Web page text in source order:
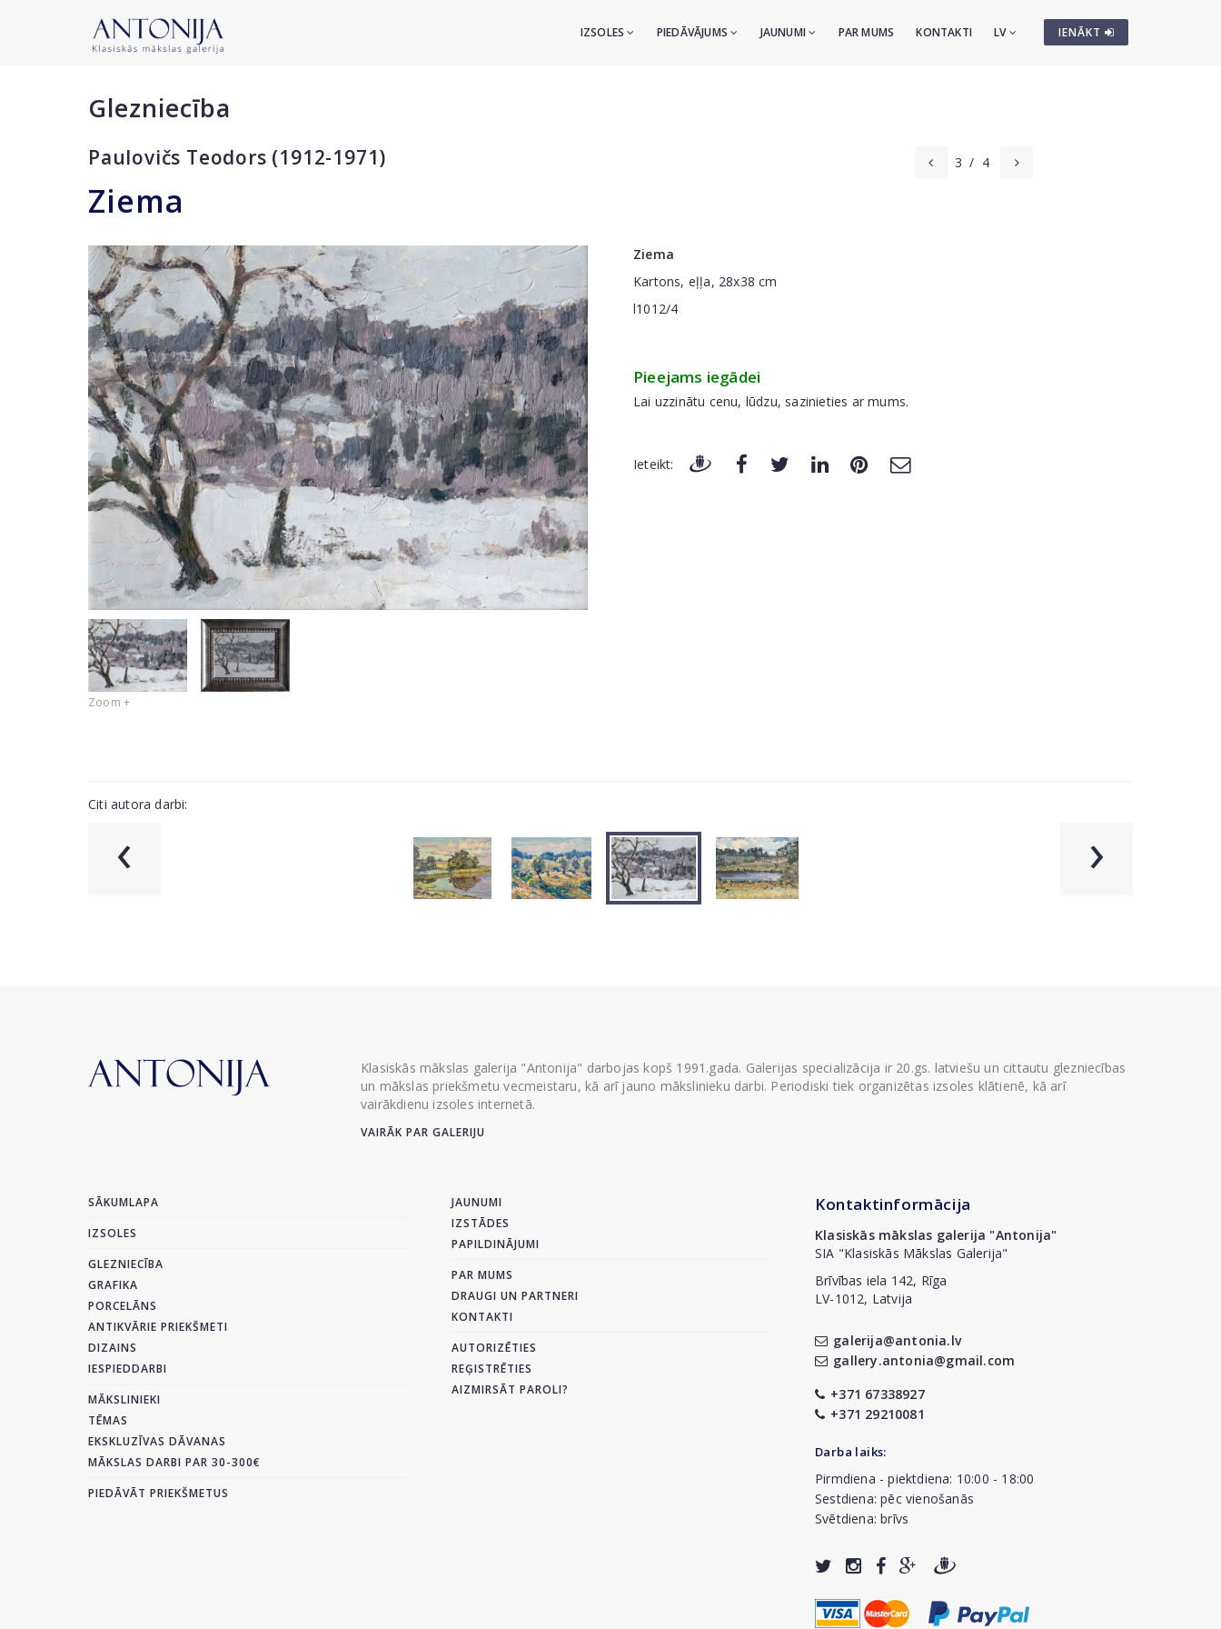
IENĀKT
IZSOLES PIEDĀVĀJUMS JAUNUMI PAR MUMS KONTAKTI LV
Glezniecība
Paulovičs Teodors (1912-1971) 3 / 4
Ziema
Zoom +
Ziema
Kartons, eļļa, 28x38 cm
l1012/4
Pieejams iegādei
Lai uzzinātu cenu, lūdzu, sazinieties ar mums.
Ieteikt:
Citi autora darbi:
‹ ›
Klasiskās mākslas galerija "Antonija" darbojas kopš 1991.gada. Galerijas specializācija ir 20.gs. latviešu un cittautu glezniecības
un mākslas priekšmetu vecmeistaru, kā arī jauno mākslinieku darbi. Periodiski tiek organizētas izsoles klātienē, kā arī
vairākdienu izsoles internetā.
VAIRĀK PAR GALERIJU
SĀKUMLAPA
IZSOLES
GLEZNIECĪBA
GRAFIKA
PORCELĀNS
ANTIKVĀRIE PRIEKŠMETI
DIZAINS
IESPIEDDARBI
MĀKSLINIEKI
TĒMAS
EKSKLUZĪVAS DĀVANAS
MĀKSLAS DARBI PAR 30-300€
PIEDĀVĀT PRIEKŠMETUS
JAUNUMI
IZSTĀDES
PAPILDINĀJUMI
PAR MUMS
DRAUGI UN PARTNERI
KONTAKTI
AUTORIZĒTIES
REĢISTRĒTIES
AIZMIRSĀT PAROLI?
Kontaktinformācija
Klasiskās mākslas galerija "Antonija"
SIA "Klasiskās Mākslas Galerija"
Brīvības iela 142, Rīga
LV-1012, Latvija
galerija@antonia.lv
gallery.antonia@gmail.com
+371 67338927
+371 29210081
Darba laiks:
Pirmdiena - piektdiena: 10:00 - 18:00
Sestdiena: pēc vienošanās
Svētdiena: brīvs